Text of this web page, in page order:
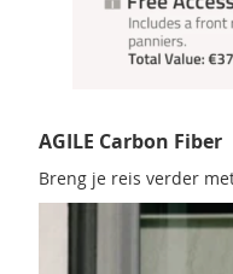
het
begin
van
de
AGILE Carbon Fiber
Breng je reis verder